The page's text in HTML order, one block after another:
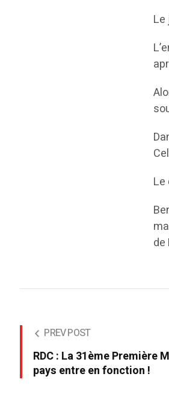
Le
Le
de
PREV POST
RDC : La 31ème Première
pays entre en fonction !